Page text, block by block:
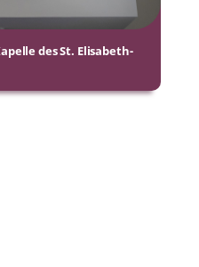
des St. Elisabeth-